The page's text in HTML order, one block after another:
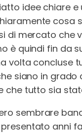
idee chiare e
cosa
di mercato
è quindi fin da
volta concluse
siano in grado
che tutto sia
sembrare
anni